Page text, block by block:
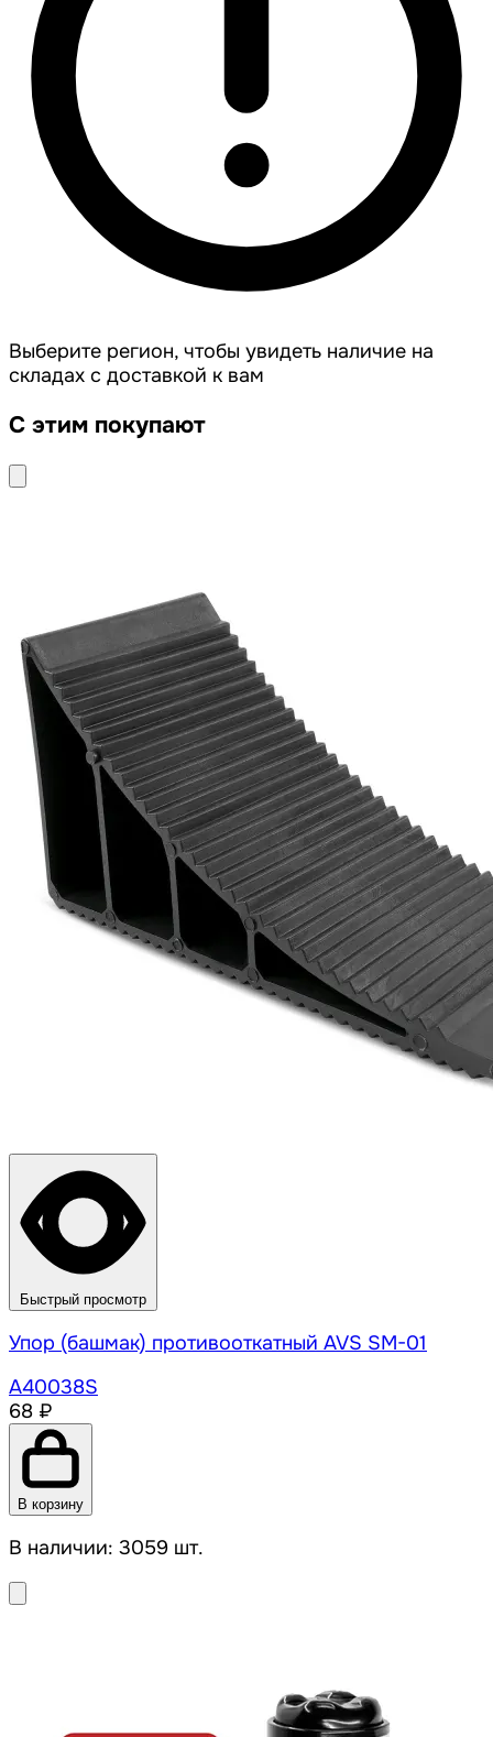
Выберите регион, чтобы увидеть наличие на
складах с доставкой к вам
С этим покупают
Быстрый просмотр
Упор (башмак) противооткатный AVS SM-01
A40038S
68 ₽
В корзину
В наличии: 3059 шт.